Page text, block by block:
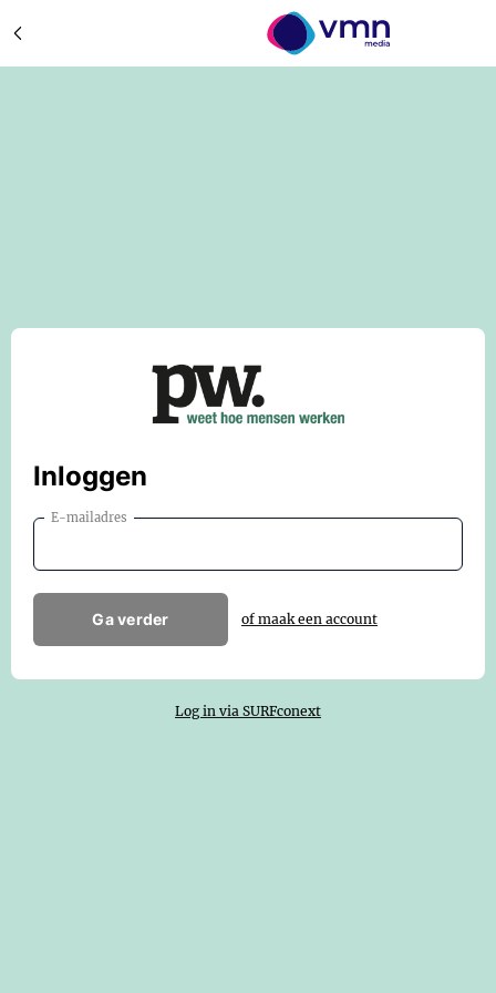
Inloggen
E-mailadres
Ga verder of maak een account
Log in via SURFconext